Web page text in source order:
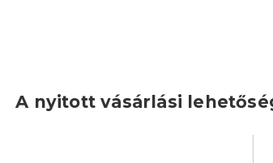
A nyitott vásárlási